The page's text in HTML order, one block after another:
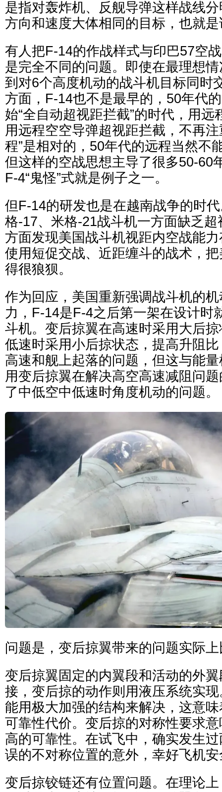
是指对轰炸机、反舰导弹这样战线
方向和速度大体相同的目标，也就是
有人把F-14的作战样式与印巴57空
是完全不同的问题。即使在最理想
到对6个高度机动的战斗机目标同时
方面，F-14也不是最早的，50年代
始“全自动超视距拦截”的时代，用
用远程空空导弹超视距拦截，不再
程”是相对的，50年代的远程当然不
但这样的空战思想主导了很多50-60
F-4“鬼怪”式就是例子之一。
但F-14的研发也是在越南战争的时
格-17、米格-21战斗机一方面缺乏
方面发现美国战斗机视距内空战能
使用短促交战、近距缠斗的战术，
得很狼狈。
作为回应，美国重新强调战斗机的
力，F-14是F-4之后第一架在设计时
斗机。变后掠翼在高速时采用大后
低速时采用小后掠状态，提高升阻
高速和舰上起落的问题，但这与能
用变后掠翼在解决高空高速减阻问
了中低空中低速时角度机动的问题。
问题是，变后掠翼带来的问题实际
变后掠翼固定的内翼段和活动的外
接，变后掠的动作则用液压系统实
能用极大加强的结构来解决，这意
可靠性代价。变后掠的对称性要求
高的可靠性。在试飞中，确实发生
误的不对称位置的意外，幸好飞机
变后掠铰链还有位置问题。在理论